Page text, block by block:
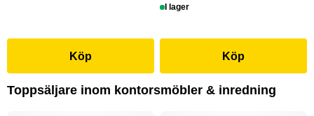
Köp
I lager
Köp
Toppsäljare inom kontorsmöbler & inredning